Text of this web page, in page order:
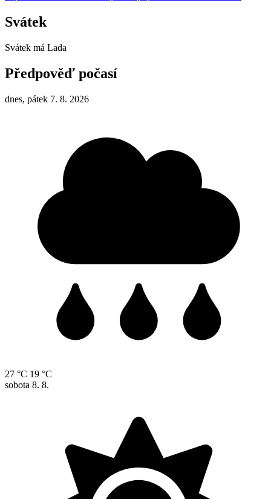
Svátek
Svátek má Lada
Předpověď počasí
dnes, pátek 7. 8. 2026
27 °C 19 °C
sobota 8. 8.